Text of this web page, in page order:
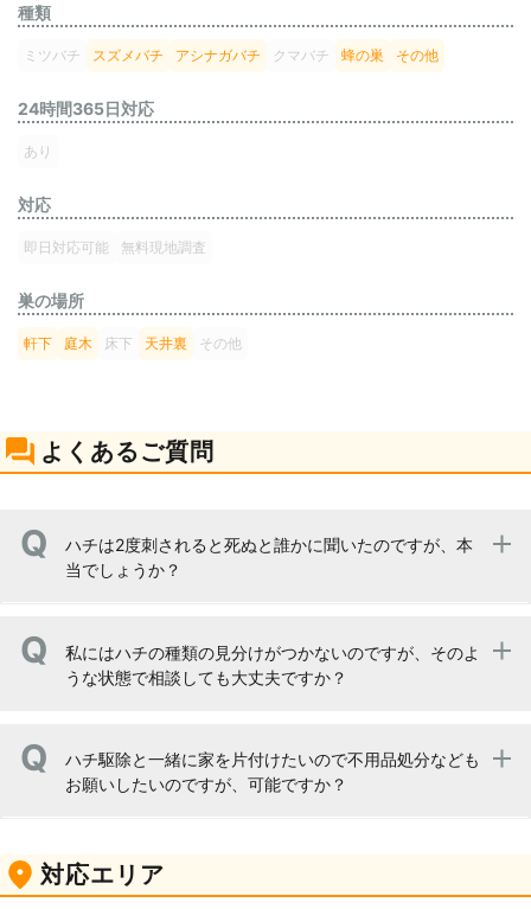
種類
ミツバチ スズメバチ アシナガバチ クマバチ 蜂の巣 その他
24時間365日対応
あり
対応
即日対応可能 無料現地調査
巣の場所
軒下 庭木 床下 天井裏 その他
よくあるご質問
ハチは2度刺されると死ぬと誰かに聞いたのですが、本
当でしょうか？
れておりますが、アレルギーをそもそも持っていない人も
います。こうした人は刺されてもショック症状を引き起こ
困難などの症状を引き起こすことがあります。
私にはハチの種類の見分けがつかないのですが、そのよ
うな状態で相談しても大丈夫ですか？
分けられない状態です。アシナガバチだと思っていたら、
さらに凶暴なスズメバチであったということもありますの
制で駆除に挑みますので、安心してお任せ頂けます。
ハチ駆除と一緒に家を片付けたいので不用品処分なども
お願いしたいのですが、可能ですか？
ちろん、出来る限りのご相談に対応しております。サービ
ス詳細に書かれていなかった業務であっても一度ご相談頂
対応エリア